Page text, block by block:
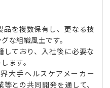
を複数保有し、更なる技
な組織風土です。
しており、入社後に必要な
ます。
大手ヘルスケアメーカー
との共同開発を通して、